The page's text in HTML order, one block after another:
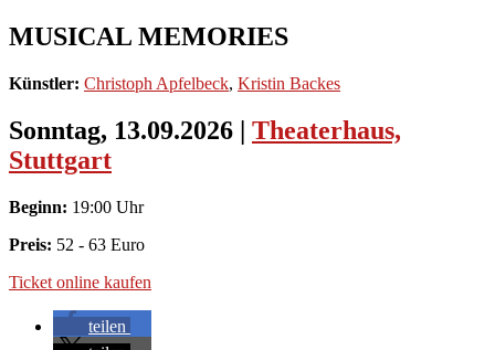
MUSICAL MEMORIES
Künstler: Christoph Apfelbeck, Kristin Backes
Sonntag, 13.09.2026 | Theaterhaus,
Stuttgart
Beginn: 19:00 Uhr
Preis: 52 - 63 Euro
Ticket online kaufen
teilen